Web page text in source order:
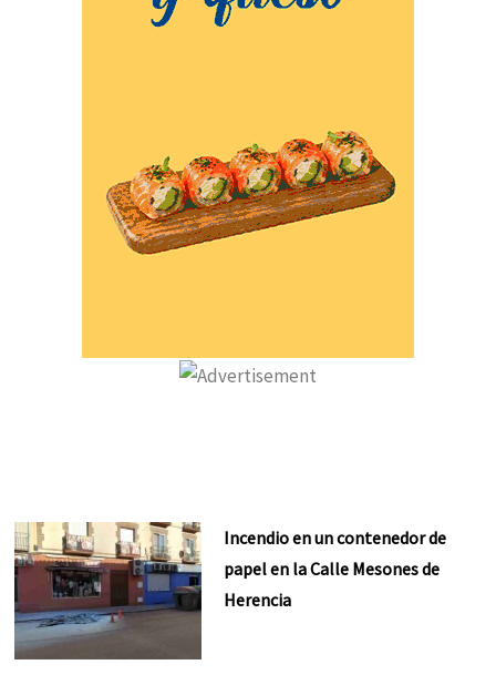
Incendio en un contenedor de
papel en la Calle Mesones de
Herencia